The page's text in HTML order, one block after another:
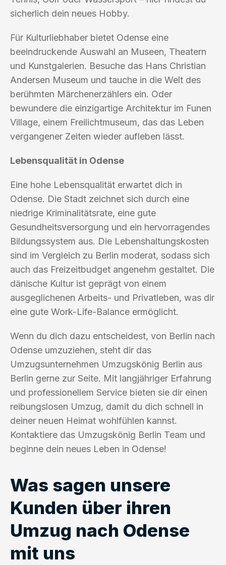
sicherlich dein neues Hobby.
Für Kulturliebhaber bietet Odense eine
beeindruckende Auswahl an Museen, Theatern
und Kunstgalerien. Besuche das Hans Christian
Andersen Museum und tauche in die Welt des
berühmten Märchenerzählers ein. Oder
bewundere die einzigartige Architektur im Funen
Village, einem Freilichtmuseum, das das Leben
vergangener Zeiten wieder aufleben lässt.
Lebensqualität in Odense
Eine hohe Lebensqualität erwartet dich in
Odense. Die Stadt zeichnet sich durch eine
niedrige Kriminalitätsrate, eine gute
Gesundheitsversorgung und ein hervorragendes
Bildungssystem aus. Die Lebenshaltungskosten
sind im Vergleich zu Berlin moderat, sodass sich
auch das Freizeitbudget angenehm gestaltet. Die
dänische Kultur ist geprägt von einem
ausgeglichenen Arbeits- und Privatleben, was dir
eine gute Work-Life-Balance ermöglicht.
Wenn du dich dazu entscheidest, von Berlin nach
Odense umzuziehen, steht dir das
Umzugsunternehmen Umzugskönig Berlin aus
Berlin gerne zur Seite. Mit langjähriger Erfahrung
und professionellem Service bieten sie dir einen
reibungslosen Umzug, damit du dich schnell in
deiner neuen Heimat wohlfühlen kannst.
Kontaktiere das Umzugskönig Berlin Team und
beginne dein neues Leben in Odense!
Was sagen unsere
Kunden über ihren
Umzug nach Odense
mit uns